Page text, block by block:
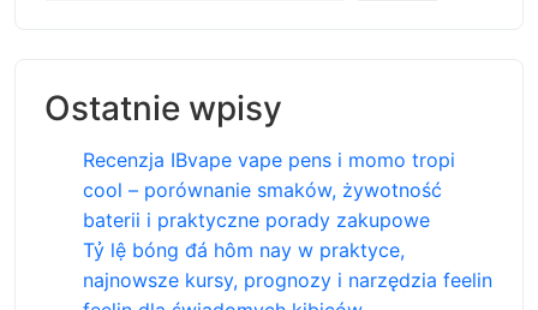
Ostatnie wpisy
Recenzja IBvape vape pens i momo tropi
cool – porównanie smaków, żywotność
baterii i praktyczne porady zakupowe
Tỷ lệ bóng đá hôm nay w praktyce,
najnowsze kursy, prognozy i narzędzia feelin